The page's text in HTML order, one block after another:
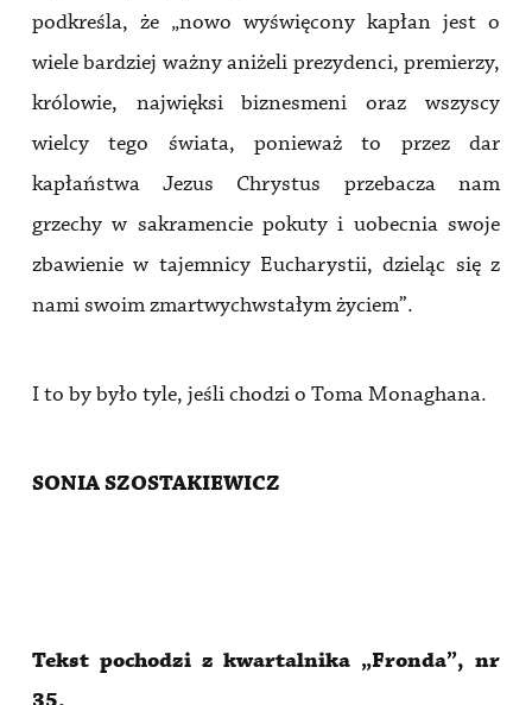
podkreśla, że „nowo wyświęcony kapłan jest o
wiele bardziej ważny aniżeli prezydenci, premierzy,
królowie, najwięksi biznesmeni oraz wszyscy
wielcy tego świata, ponieważ to przez dar
kapłaństwa Jezus Chrystus przebacza nam
grzechy w sakramencie pokuty i uobecnia swoje
zbawienie w tajemnicy Eucharystii, dzieląc się z
nami swoim zmartwychwstałym życiem”.
I to by było tyle, jeśli chodzi o Toma Monaghana.
SONIA SZOSTAKIEWICZ
Tekst pochodzi z kwartalnika „Fronda”, nr